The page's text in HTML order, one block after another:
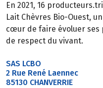
En 2021, 16
Lait Chèvres Bio-Ouest,
cœur de faire évoluer ses
de respect du vivant.
SAS LCBO
2 Rue René Laennec
85130 CHANVERRIE